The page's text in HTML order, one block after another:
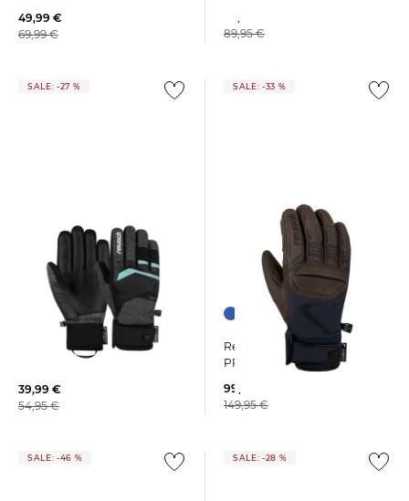
49,99 €
69,99 €
89,95 €
SALE: -27 %
+1
39,99 €
54,95 €
SALE: -33 %
Reusch | Skihandschuhe
PRO RC
99,99 €
149,95 €
SALE: -46 % SALE: -28 %